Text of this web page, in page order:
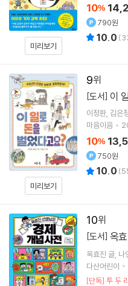
미리보기
10%
790원
10.0 (
9
미리보기
[도서] 이
이정환 김은
마음이음
10%
750원
10.0 (
10
[도서] 옥
옥효진 글 나
다산어린이
[단독] 투 두